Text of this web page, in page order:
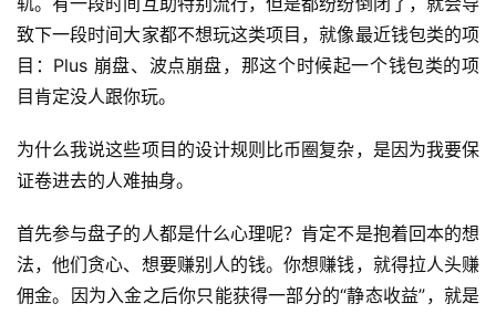
致下一段时间大家都不想玩这类项目，就像最近钱包类的项
目：Plus 崩盘、波点崩盘，那这个时候起一个钱包类的项
目肯定没人跟你玩。
为什么我说这些项目的设计规则比币圈复杂，是因为我要保
证卷进去的人难抽身。
首先参与盘子的人都是什么心理呢？肯定不是抱着回本的想
法，他们贪心、想要赚别人的钱。你想赚钱，就得拉人头赚
佣金。因为入金之后你只能获得一部分的“静态收益”，就是